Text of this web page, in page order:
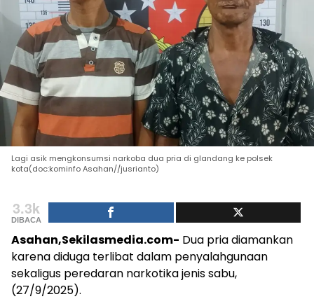
Lagi asik mengkonsumsi narkoba dua pria di glandang ke polsek
kota(doc:kominfo Asahan//jusrianto)
3.3k
DIBACA
Asahan,Sekilasmedia.com- Dua pria diamankan
karena diduga terlibat dalam penyalahgunaan
sekaligus peredaran narkotika jenis sabu,
(27/9/2025).